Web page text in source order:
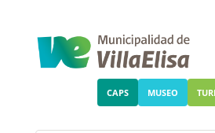
CAPS MUSEO